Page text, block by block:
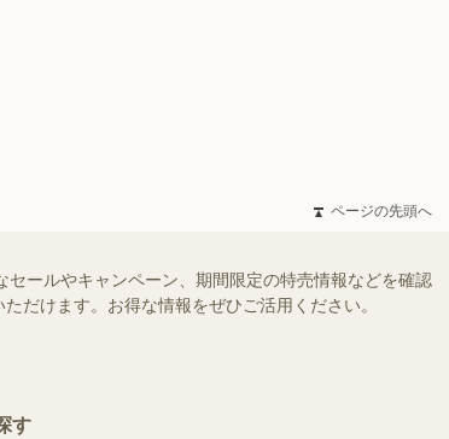
ページの先頭へ
ールやキャンペーン、期間限定の特売情報などを確認
だけます。お得な情報をぜひご活用ください。
す